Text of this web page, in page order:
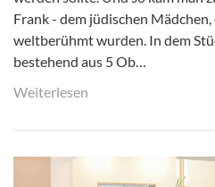
Frank - dem jüdischen Mädchen,
weltberühmt wurden. In dem
bestehend aus 5 Ob…
Weiterlesen